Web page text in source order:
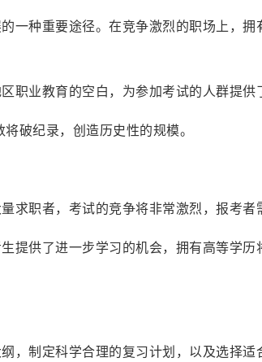
一种重要途径。在竞争激烈的职场上，
职业教育的空白，为参加考试的人群提供
破纪录，创造历史性的规模。
求职者，考试的竞争将非常激烈，报考者
提供了进一步学习的机会，拥有高等学
，制定科学合理的复习计划，以及选择适